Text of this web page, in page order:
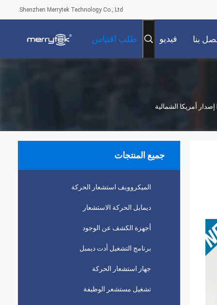
Shenzhen Merrytek Technology Co., Ltd.
بنا فيديو طلب اقتباس
جميع المنتجات
الميكروويف استشعار الحركة
ديمابل الحركة الاستشعار
أجهزة الكشف عن الوجود
برنامج التشغيل أدت ديمبل
جهاز استشعار الحركة
تشغيل مستشعر الوظيفة